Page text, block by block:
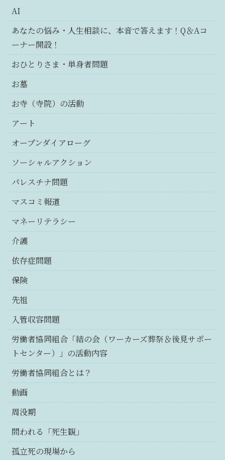
AI
あなたの悩み・人生相談に、本音で答えます！Q＆Aコ
ーナー開設！
おひとりさま・単身者問題
お墓
お寺（寺院）の活動
アート
オープンダイアローグ
ソーシャルアクション
パレスチナ問題
マスコミ報道
マネーリテラシー
介護
依存症問題
保険
先祖
入管収容問題
労働者協同組合「結の会（ワーカーズ葬祭＆後見サポー
トセンター）」の活動内容
労働者協同組合とは？
動画
周没期
問われる「死生観」
孤立死の現場から